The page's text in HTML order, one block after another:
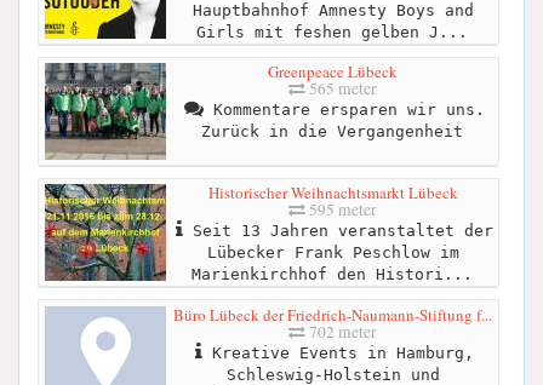
Hauptbahnhof Amnesty Boys and
Girls mit feshen gelben J...
Greenpeace Lübeck
565 meter
Kommentare ersparen wir uns.
Zurück in die Vergangenheit
Historischer Weihnachtsmarkt Lübeck
595 meter
Seit 13 Jahren veranstaltet der
Lübecker Frank Peschlow im
Marienkirchhof den Histori...
Büro Lübeck der Friedrich-Naumann-Stiftung f...
702 meter
Kreative Events in Hamburg,
Schleswig-Holstein und